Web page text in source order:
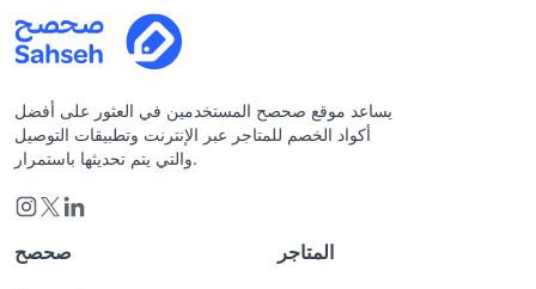
يساعد موقع صحصح المستخدمين في العثور على أفضل
أكواد الخصم للمتاجر عبر الإنترنت وتطبيقات التوصيل
والتي يتم تحديثها باستمرار.
صحصح المتاجر